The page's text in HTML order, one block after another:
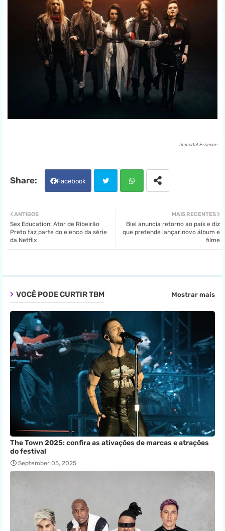
Immortal Essence
Facebook
tsa
MAIS RECENTES
Biel anuncia retorno ao país e diz
que pretende lançar novo álbum e
filme
ANTIGOS
Sex Education: Ator de Ribeirão
Preto faz parte do elenco da série
da Netflix
VOCÊ PODE CURTIR TBM Mostrar mais
The Town 2025: confira as ativações de marcas e atrações
do festival
September 05, 2025